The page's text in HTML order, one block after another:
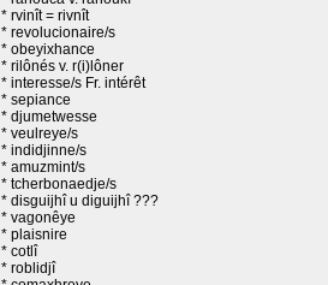
* rvinît = rivnît
* revolucionaire/s
* obeyixhance
* rilônés v. r(i)lôner
* interesse/s Fr. intérêt
* sepiance
* djumetwesse
* veulreye/s
* indidjinne/s
* amuzmint/s
* tcherbonaedje/s
* disguijhî u diguijhî ???
* vagonêye
* plaisnire
* cotlî
* roblidjî